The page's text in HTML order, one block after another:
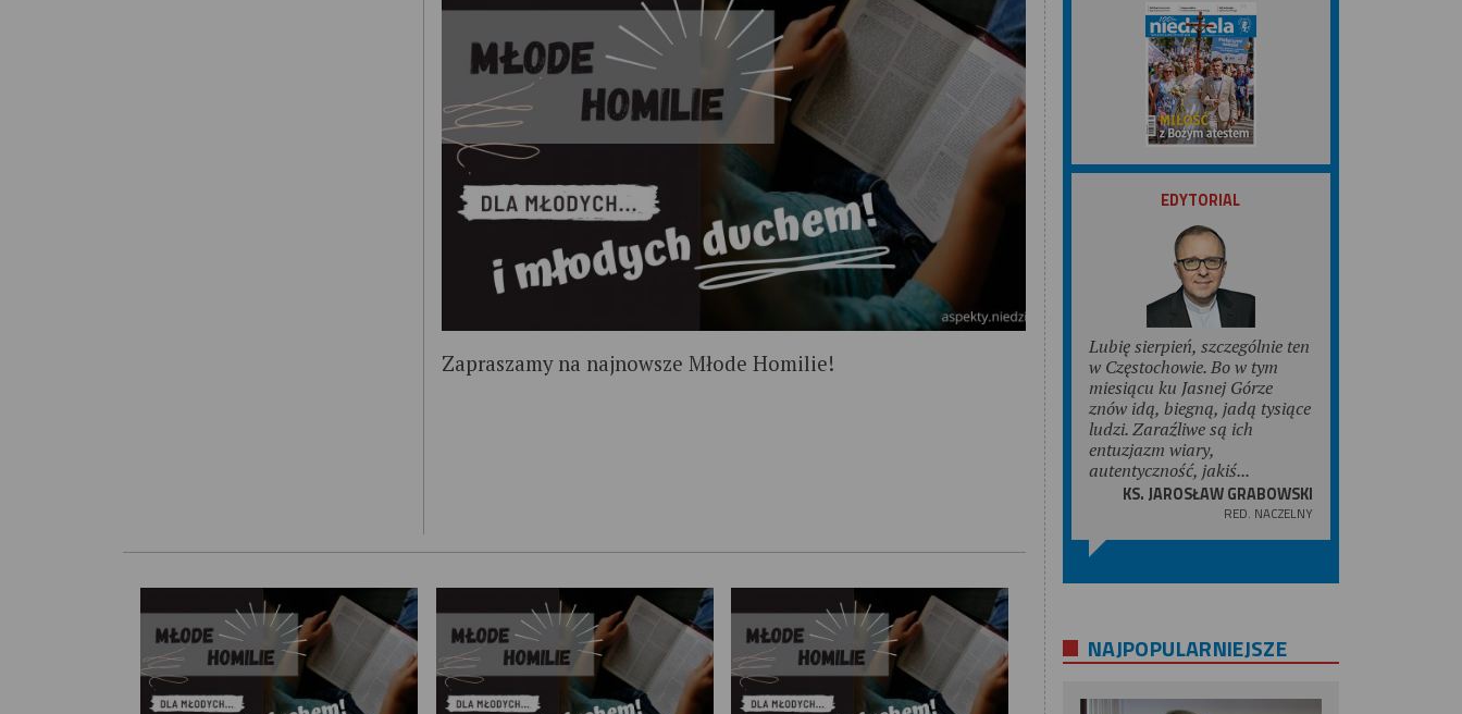
Zapraszamy na najnowsze Młode Homilie!
ZOBACZ
EDYTORIAL
Lubię sierpień, szczególnie ten
w Częstochowie. Bo w tym
miesiącu ku Jasnej Górze
znów idą, biegną, jadą tysiące
ludzi. Zaraźliwe są ich
entuzjazm wiary,
autentyczność, jakiś...
KS. JAROSŁAW GRABOWSKI
RED. NACZELNY
NAJPOPULARNIEJSZE